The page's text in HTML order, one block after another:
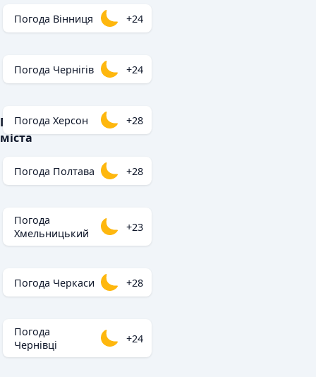
Популярні
міста
Погода Вінниця +24
Погода Чернігів +24
Погода Херсон +28
Погода Полтава +28
Погода
Хмельницький
+23
Погода Черкаси +28
Погода
Чернівці
+24